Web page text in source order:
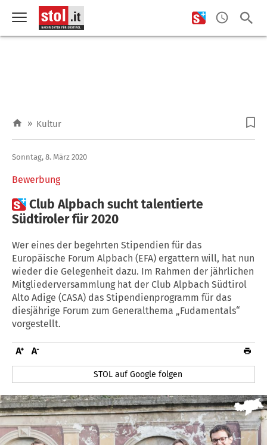
» Kultur
Bewerbung
Sonntag, 8. März 2020
Club Alpbach sucht talentierte
Südtiroler für 2020
Wer eines der begehrten Stipendien für das
Europäische Forum Alpbach (EFA) ergattern will, hat nun
wieder die Gelegenheit dazu. Im Rahmen der jährlichen
Mitgliederversammlung hat der Club Alpbach Südtirol
Alto Adige (CASA) das Stipendienprogramm für das
diesjährige Forum zum Generalthema „Fudamentals“
vorgestellt.
STOL auf Google folgen